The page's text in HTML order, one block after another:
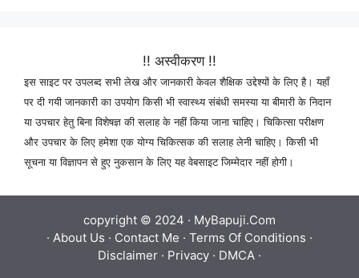
!! अस्वीकरण !!
इस साइट पर उपलब्द सभी लेख और जानकारी केवल शैक्षिक उद्देश्यों के लिए है। यहाँ
पर दी गयी जानकारी का उपयोग किसी भी स्वास्थ्य संबंधी समस्या या बीमारी के निदान
या उपचार हेतु बिना विशेषज्ञ की सलाह के नहीं किया जाना चाहिए। चिकित्सा परीक्षण
और उपचार के लिए हमेशा एक योग्य चिकित्सक की सलाह लेनी चाहिए। किसी भी
सूचना या विज्ञापन से हुए नुकसान के लिए यह वेबसाइट जिम्मेदार नहीं होगी।
copyright © 2024 · MyBapuji.Com
· About Us · Contact Me · Terms Of Conditions ·
Disclaimer · Privacy · DMCA ·